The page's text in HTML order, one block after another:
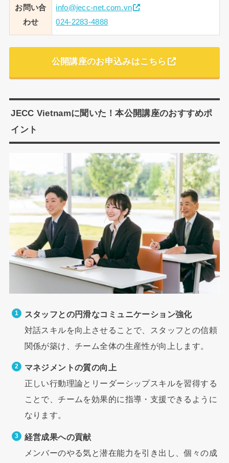
お問い合
わせ
info@jecc-net.com.vn
024-2283-4888
公開講座のお申込みはこちら
JECC Vietnamに聞いた！本公開講座のおすすめポ
イント
スタッフとの円滑なコミュニケーション強化
対話スキルを向上させることで、スタッフとの信頼
関係が築け、チーム全体の生産性が向上します。
マネジメントの質の向上
正しい行動理論とリーダーシップスキルを習得する
ことで、チームを効果的に指導・支援できるように
なります。
経営成果への貢献
メンバーのやる気と潜在能力を引き出し、個々の成